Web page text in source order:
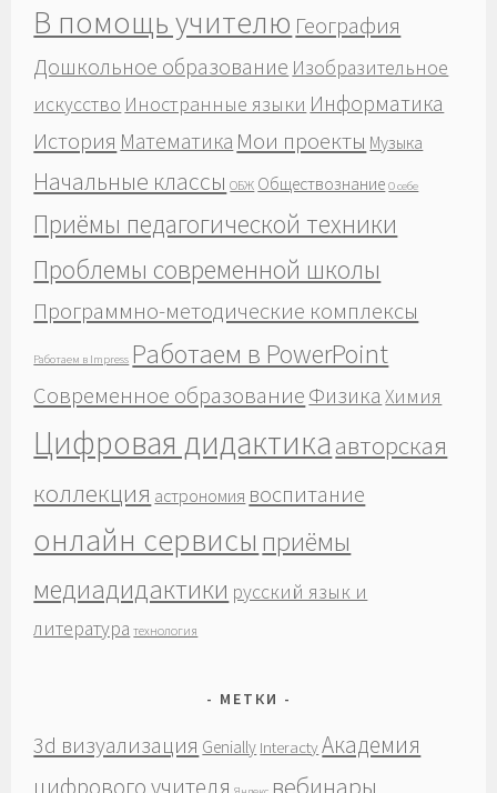
В помощь учителю География
Дошкольное образование Изобразительное
искусство Иностранные языки Информатика
История Математика Мои проекты Музыка
Начальные классы ОБЖ Обществознание О себе
Приёмы педагогической техники
Проблемы современной школы
Программно-методические комплексы
Работаем в Impress Работаем в PowerPoint
Современное образование Физика Химия
Цифровая дидактика авторская
коллекция астрономия воспитание
онлайн сервисы приёмы
медиадидактики русский язык и
литература технология
МЕТКИ
3d визуализация Genially Interacty Академия
цифрового учителя
вебинары